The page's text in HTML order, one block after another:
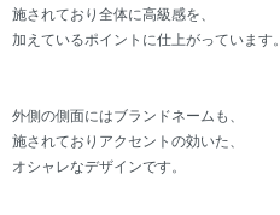
施されており全体に高級感を、
加えているポイントに仕上がっています。
外側の側面にはブランドネームも、
施されておりアクセントの効いた、
オシャレなデザインです。